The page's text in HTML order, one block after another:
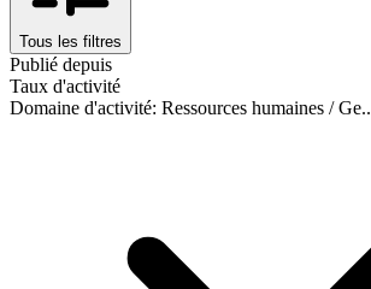
Tous les filtres
Publié depuis
Taux d'activité
Domaine d'activité: Ressources humaines / Ge..